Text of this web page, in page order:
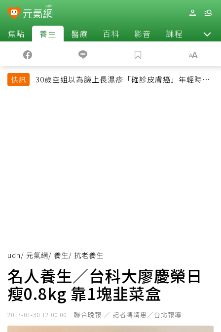
焦點 養生 醫療 百科 影音 課程 退休
快訊
30歲空姐以為臉上長濕疹「確診皮膚癌」年輕時一
udn/ 元氣網/ 養生/ 抗老養生
名人養生／台科大廖慶榮日
瘦0.8kg 靠1塊韭菜盒
2017-01-30 12:00:00 聯合晚報 ／ 記者馮靖惠／台北報導